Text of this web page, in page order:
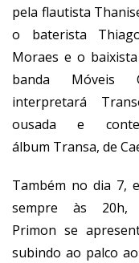
pela flautista
o baterista
Moraes e o
banda Móveis
interpretará
ousada e
álbum Transa, de
Também no dia 7,
sempre às 20h,
Primon se
subindo ao palco